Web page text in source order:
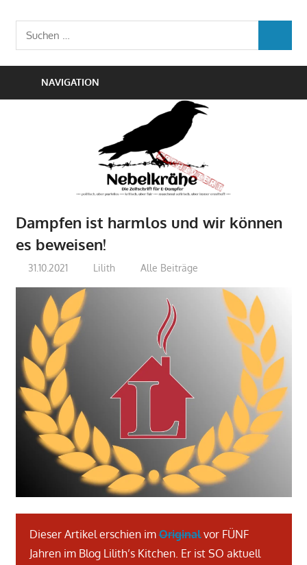
Inhalt
springen
Die
Zeitschrift
Suchen
nach:
NAVIGATION
Dampfen ist harmlos und wir können
es beweisen!
31.10.2021 Lilith Alle Beiträge
Dieser Artikel erschien imOriginalvor FÜNF
Jahren im Blog Lilith’s Kitchen. Er ist SO aktuell